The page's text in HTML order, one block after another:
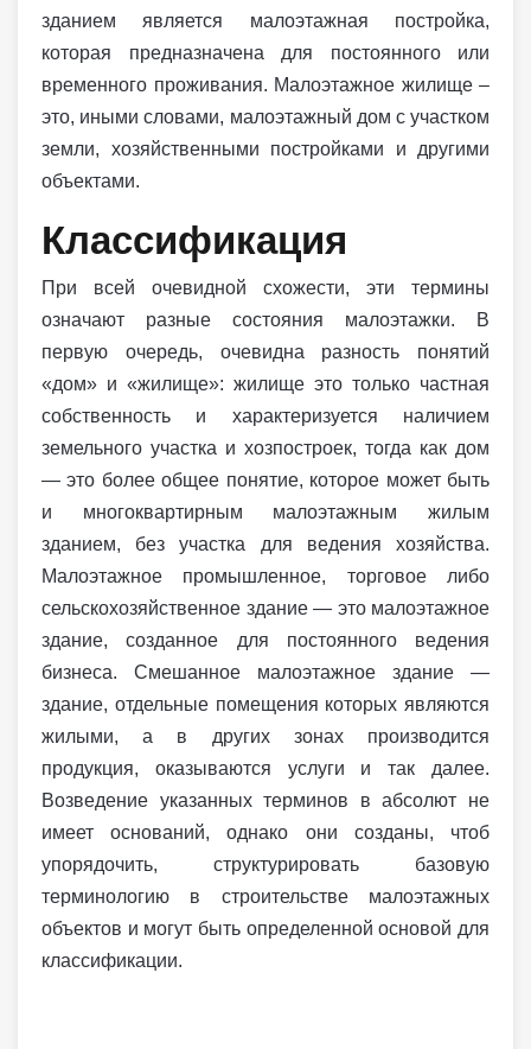
зданием является малоэтажная постройка,
которая предназначена для постоянного или
временного проживания. Малоэтажное жилище –
это, иными словами, малоэтажный дом с участком
земли, хозяйственными постройками и другими
объектами.
Классификация
При всей очевидной схожести, эти термины
означают разные состояния малоэтажки. В
первую очередь, очевидна разность понятий
«дом» и «жилище»: жилище это только частная
собственность и характеризуется наличием
земельного участка и хозпостроек, тогда как дом
— это более общее понятие, которое может быть
и многоквартирным малоэтажным жилым
зданием, без участка для ведения хозяйства.
Малоэтажное промышленное, торговое либо
сельскохозяйственное здание — это малоэтажное
здание, созданное для постоянного ведения
бизнеса. Смешанное малоэтажное здание —
здание, отдельные помещения которых являются
жилыми, а в других зонах производится
продукция, оказываются услуги и так далее.
Возведение указанных терминов в абсолют не
имеет оснований, однако они созданы, чтоб
упорядочить, структурировать базовую
терминологию в строительстве малоэтажных
объектов и могут быть определенной основой для
классификации.